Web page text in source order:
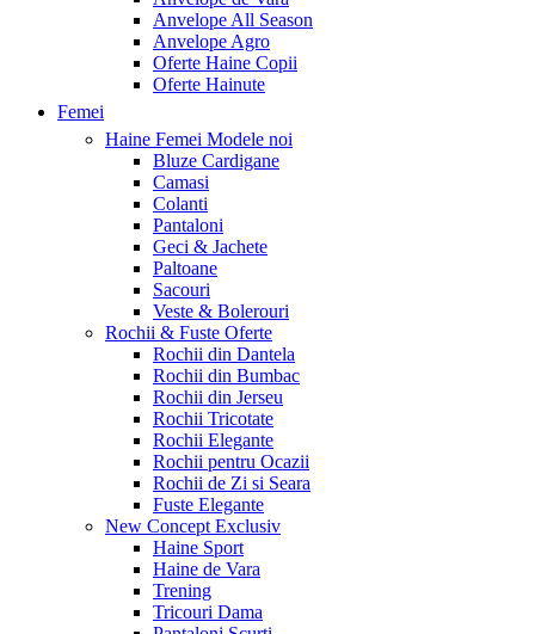
Anvelope All Season
Anvelope Agro
Oferte Haine Copii
Oferte Hainute
Femei
Haine Femei Modele noi
Bluze Cardigane
Camasi
Colanti
Pantaloni
Geci & Jachete
Paltoane
Sacouri
Veste & Bolerouri
Rochii & Fuste Oferte
Rochii din Dantela
Rochii din Bumbac
Rochii din Jerseu
Rochii Tricotate
Rochii Elegante
Rochii pentru Ocazii
Rochii de Zi si Seara
Fuste Elegante
New Concept Exclusiv
Haine Sport
Haine de Vara
Trening
Tricouri Dama